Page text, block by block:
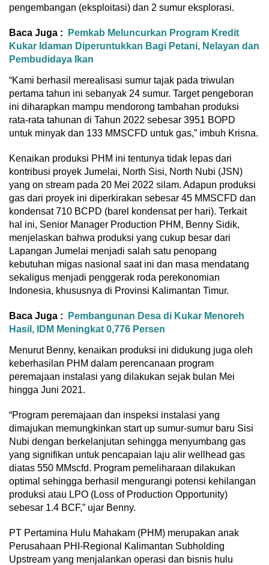
pengembangan (eksploitasi) dan 2 sumur eksplorasi.
Baca Juga :
Pemkab Meluncurkan Program Kredit
Kukar Idaman Diperuntukkan Bagi Petani, Nelayan dan
Pembudidaya Ikan
“Kami berhasil merealisasi sumur tajak pada triwulan
pertama tahun ini sebanyak 24 sumur. Target pengeboran
ini diharapkan mampu mendorong tambahan produksi
rata-rata tahunan di Tahun 2022 sebesar 3951 BOPD
untuk minyak dan 133 MMSCFD untuk gas,” imbuh Krisna.
Kenaikan produksi PHM ini tentunya tidak lepas dari
kontribusi proyek Jumelai, North Sisi, North Nubi (JSN)
yang on stream pada 20 Mei 2022 silam. Adapun produksi
gas dari proyek ini diperkirakan sebesar 45 MMSCFD dan
kondensat 710 BCPD (barel kondensat per hari). Terkait
hal ini, Senior Manager Production PHM, Benny Sidik,
menjelaskan bahwa produksi yang cukup besar dari
Lapangan Jumelai menjadi salah satu penopang
kebutuhan migas nasional saat ini dan masa mendatang
sekaligus menjadi penggerak roda perekonomian
Indonesia, khususnya di Provinsi Kalimantan Timur.
Baca Juga :
Pembangunan Desa di Kukar Menoreh
Hasil, IDM Meningkat 0,776 Persen
Menurut Benny, kenaikan produksi ini didukung juga oleh
keberhasilan PHM dalam perencanaan program
peremajaan instalasi yang dilakukan sejak bulan Mei
hingga Juni 2021.
“Program peremajaan dan inspeksi instalasi yang
dimajukan memungkinkan start up sumur-sumur baru Sisi
Nubi dengan berkelanjutan sehingga menyumbang gas
yang signifikan untuk pencapaian laju alir wellhead gas
diatas 550 MMscfd. Program pemeliharaan dilakukan
optimal sehingga berhasil mengurangi potensi kehilangan
produksi atau LPO (Loss of Production Opportunity)
sebesar 1.4 BCF,” ujar Benny.
PT Pertamina Hulu Mahakam (PHM) merupakan anak
Perusahaan PHI-Regional Kalimantan Subholding
Upstream yang menjalankan operasi dan bisnis hulu